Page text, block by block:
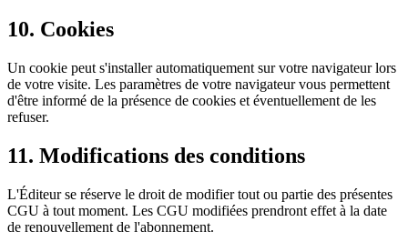
10. Cookies
Un cookie peut s'installer automatiquement sur votre navigateur lors
de votre visite. Les paramètres de votre navigateur vous permettent
d'être informé de la présence de cookies et éventuellement de les
refuser.
11. Modifications des conditions
L'Éditeur se réserve le droit de modifier tout ou partie des présentes
CGU à tout moment. Les CGU modifiées prendront effet à la date
de renouvellement de l'abonnement.